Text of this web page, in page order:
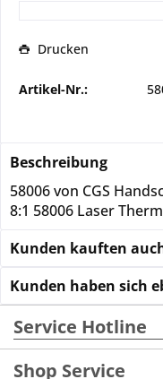
Drucken
Artikel-Nr.:
Beschreibung
58006 von CGS
8:1 58006 Laser
Kunden kauften
Kunden haben sich
Service Hotline
Shop Service